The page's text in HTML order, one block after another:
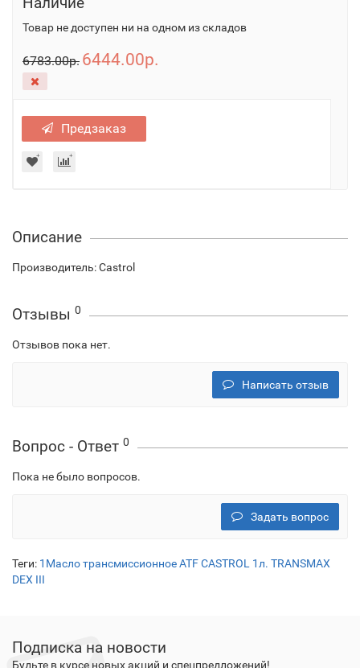
Товар не доступен ни на одном из складов
6783.00р. 6444.00р.
Предзаказ
Описание
Производитель: Castrol
Отзывы 0
Отзывов пока нет.
Написать отзыв
Вопрос - Ответ 0
Пока не было вопросов.
Задать вопрос
Теги: 1Масло трансмиссионное ATF CASTROL 1л. TRANSMAX
DEX III
Подписка на новости
Будьте в курсе новых акций и спецпредложений!